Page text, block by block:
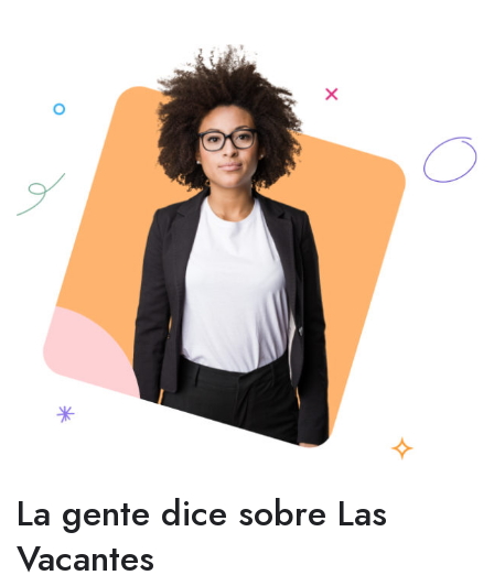
La gente dice sobre Las
Vacantes